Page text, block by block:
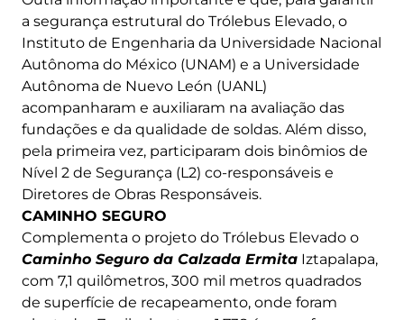
a segurança estrutural do Trólebus Elevado, o
Instituto de Engenharia da Universidade Nacional
Autônoma do México (UNAM) e a Universidade
Autônoma de Nuevo León (UANL)
acompanharam e auxiliaram na avaliação das
fundações e da qualidade de soldas. Além disso,
pela primeira vez, participaram dois binômios de
Nível 2 de Segurança (L2) co-responsáveis ​​e
Diretores de Obras Responsáveis.
CAMINHO SEGURO
Complementa o projeto do Trólebus Elevado o
Caminho Seguro da Calzada Ermita Iztapalapa,
com 7,1 quilômetros, 300 mil metros quadrados
de superfície de recapeamento, onde foram